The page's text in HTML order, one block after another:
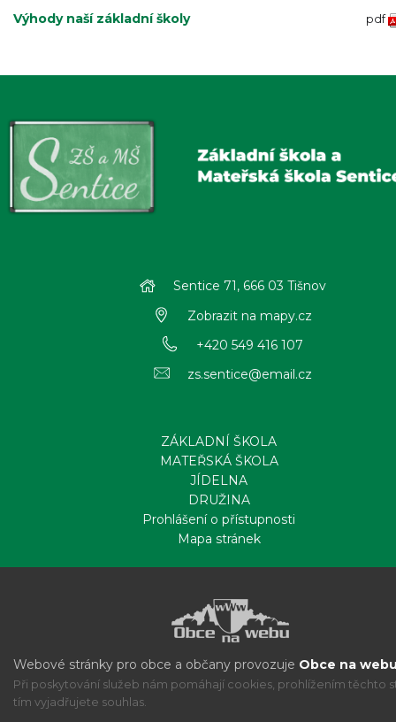
Výhody naší základní školy
pdf
Sentice 71, 666 03 Tišnov
Zobrazit na mapy.cz
+420 549 416 107
zs.sentice@email.cz
ZÁKLADNÍ ŠKOLA
MATEŘSKÁ ŠKOLA
JÍDELNA
DRUŽINA
Prohlášení o přístupnosti
Mapa stránek
Webové stránky pro obce a občany provozuje Obce na
Při poskytování služeb nám pomáhají cookies, prohlížením těchto
tím vyjadřujete souhlas.